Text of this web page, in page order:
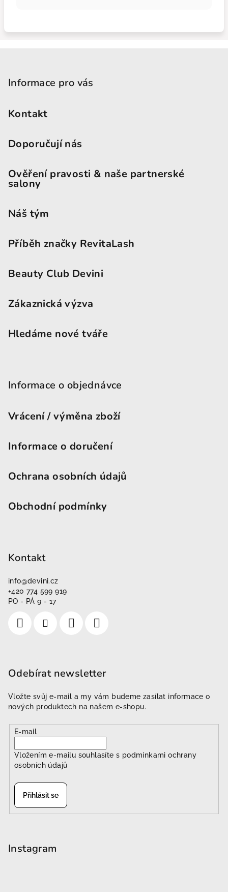
Informace pro vás
Kontakt
Doporučují nás
Ověření pravosti & naše partnerské
salony
Náš tým
Příběh značky RevitaLash
Beauty Club Devini
Zákaznická výzva
Hledáme nové tváře
Informace o objednávce
Vrácení / výměna zboží
Informace o doručení
Ochrana osobních údajů
Obchodní podmínky
Kontakt
info@devini.cz
+420 774 599 919
PO - PÁ 9 - 17
Odebírat newsletter
Vložte svůj e-mail a my vám budeme zasílat informace o
nových produktech na našem e-shopu.
E-mail
Vložením e-mailu souhlasíte s podmínkami ochrany
osobních údajů
Přihlásit se
Instagram